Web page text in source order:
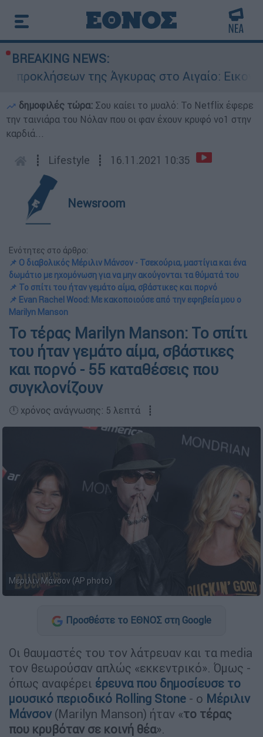
BREAKING NEWS:
της Άγκυρας στο Αιγαίο: Εικονική
δημοφιλές τώρα: Σου καίει το μυαλό: Το Netflix έφερε
την ταινιάρα του Νόλαν που οι φαν έχουν κρυφό νο1 στην
καρδιά...
┋ Lifestyle ┋ 16.11.2021 10:35
Newsroom
Ενότητες στο άρθρο:
📌 Ο διαβολικός Μέριλιν Μάνσον - Τσεκούρια, μαστίγια και ένα
δωμάτιο με ηχομόνωση για να μην ακούγονται τα θύματά του
📌 Το σπίτι του ήταν γεμάτο αίμα, σβάστικες και πορνό
📌 Evan Rachel Wood: Με κακοποιούσε από την εφηβεία μου ο
Marilyn Manson
Το τέρας Marilyn Manson: Το σπίτι
του ήταν γεμάτο αίμα, σβάστικες
και πορνό - 55 καταθέσεις που
συγκλονίζουν
🕛 χρόνος ανάγνωσης: 5 λεπτά ┋
Μέριλιν Μάνσον (AP photo)
Προσθέστε το ΕΘΝΟΣ στη Google
Οι θαυμαστές του τον λάτρευαν και τα media
τον θεωρούσαν απλώς «εκκεντρικό». Όμως -
όπως αναφέρει έρευνα που δημοσίευσε το
μουσικό περιοδικό Rolling Stone - ο Μέριλιν
Μάνσον(Marilyn Manson) ήταν «το τέρας
που κρυβόταν σε κοινή θέα».